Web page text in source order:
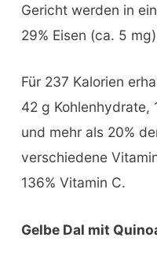
Gericht werden in
29% Eisen (ca. 5
Für 237 Kalorien
42 g Kohlenhydrate,
und mehr als 20%
verschiedene
136% Vitamin C.
Gelbe Dal mit